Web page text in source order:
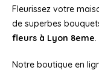
Fleurissez votre
de superbes
fleurs à Lyon 8eme.
Notre boutique en